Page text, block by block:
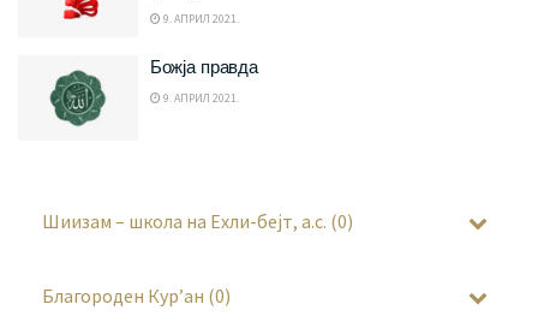
9. АПРИЛ 2021.
Божја правда
9. АПРИЛ 2021.
Шиизам – школа на Ехли-бејт, а.с. (0)
Благороден Кур’ан (0)